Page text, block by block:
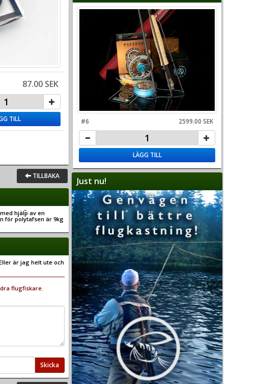
87.00 SEK
TILL
TILLBAKA
hjälp av en
för polytafsen är 9kg
är jag helt ute och
flugfiskare.
Skicka
#6 2599.00 SEK
LÄGG TILL
Just nu!